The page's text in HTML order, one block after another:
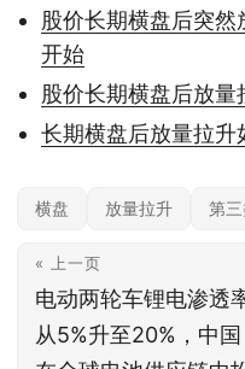
股价长期横盘后突
开始
股价长期横盘后放
长期横盘后放量拉升
横盘 放量拉升 第
« 上一页
电动两轮车锂电渗透
从5%升至20%，中国